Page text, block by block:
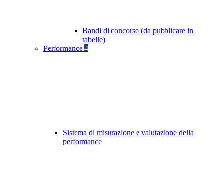
Bandi di concorso (da pubblicare in
tabelle)
Performance 4
Sistema di misurazione e valutazione della
performance